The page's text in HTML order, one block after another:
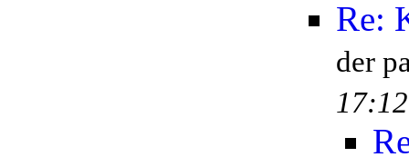
Re:
der
17:12